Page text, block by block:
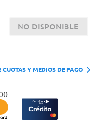
NO DISPONIBLE
CUOTAS Y MEDIOS DE PAGO